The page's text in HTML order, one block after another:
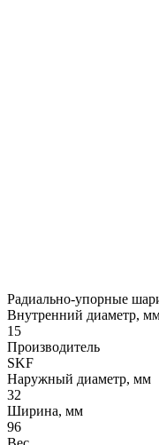
Радиально-упорные
Внутренний диаметр,
15
Производитель
SKF
Наружный диаметр, мм
32
Ширина, мм
96